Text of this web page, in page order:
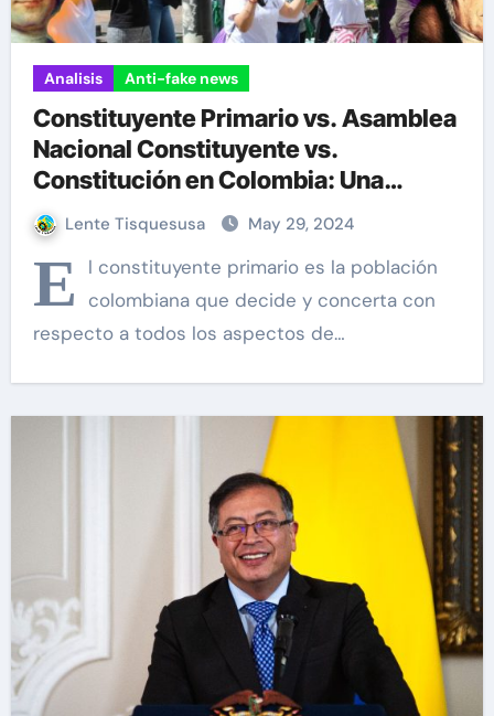
Analisis Anti-fake news
Constituyente Primario vs. Asamblea
Nacional Constituyente vs.
Constitución en Colombia: Una
Aclaración Necesaria
Lente Tisquesusa May 29, 2024
E
l constituyente primario es la población
colombiana que decide y concerta con
respecto a todos los aspectos de…